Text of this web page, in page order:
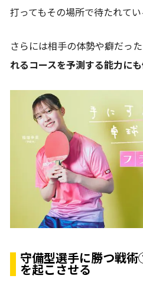
打ってもその場所で待たれてい
さらには相手の体勢や癖だった
れるコースを予測する能力に
守備型選手に勝つ戦
を起こさせる